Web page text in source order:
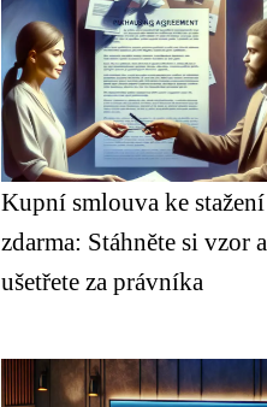
Kupní smlouva ke stažení
zdarma: Stáhněte si vzor a
ušetřete za právníka